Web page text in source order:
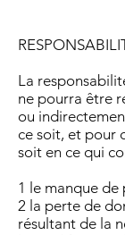
La
ne pourra être
ou
ce soit, et pour
soit en ce qui
1 le manque de
2 la perte de
résultant de la